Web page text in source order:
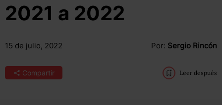
2021 a 2022
15 de julio, 2022 Por: Sergio Rincón
Compartir Leer después